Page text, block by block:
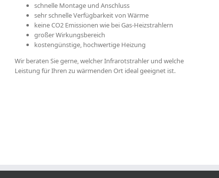
schnelle Montage und Anschluss
sehr schnelle Verfügbarkeit von Wärme
keine CO2 Emissionen wie bei Gas-Heizstrahlern
großer Wirkungsbereich
kostengünstige, hochwertige Heizung
Wir beraten Sie gerne, welcher Infrarotstrahler und welche
Leistung für Ihren zu wärmenden Ort ideal geeignet ist.